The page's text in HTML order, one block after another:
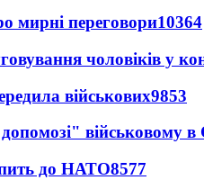
мирні переговори10364
чоловіків у
військових9853
військовому в
до НАТО8577